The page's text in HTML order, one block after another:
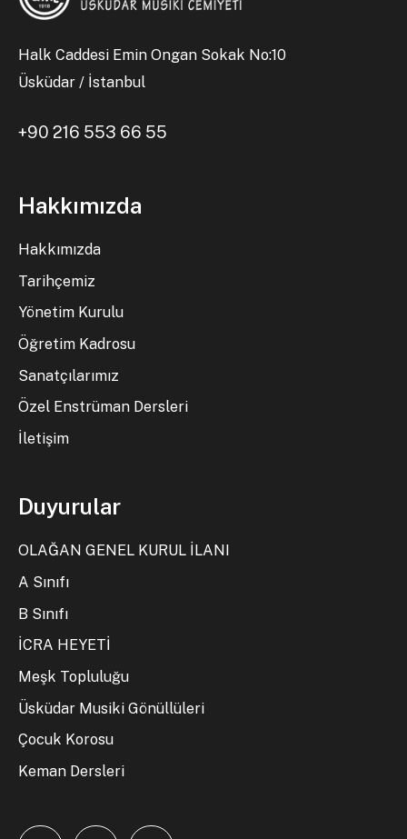
Halk Caddesi Emin Ongan Sokak No:10
Üsküdar / İstanbul
+90 216 553 66 55
Hakkımızda
Hakkımızda
Tarihçemiz
Yönetim Kurulu
Öğretim Kadrosu
Sanatçılarımız
Özel Enstrüman Dersleri
İletişim
Duyurular
OLAĞAN GENEL KURUL İLANI
A Sınıfı
B Sınıfı
İCRA HEYETİ
Meşk Topluluğu
Üsküdar Musiki Gönüllüleri
Çocuk Korosu
Keman Dersleri